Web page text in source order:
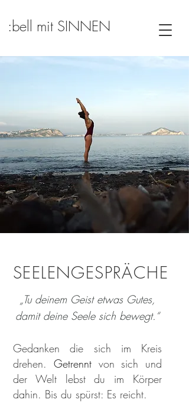
:bell mit SINNEN
SEELENGESPRÄCHE
„Tu deinem Geist etwas Gutes,
damit deine Seele sich bewegt.“
Gedanken die sich im Kreis
drehen. Getrennt von sich und
der Welt lebst du im Körper
dahin. Bis du spürst: Es reicht.